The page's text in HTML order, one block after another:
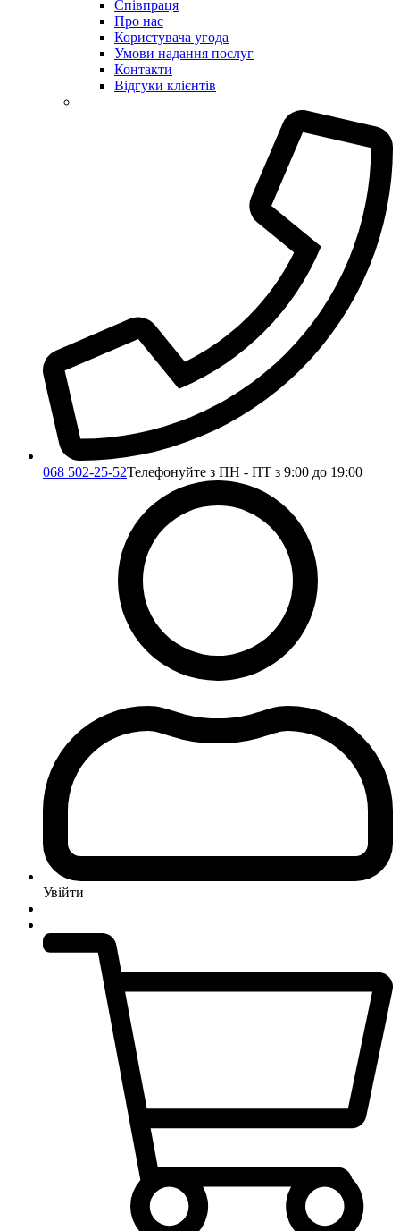
Співпраця
Про нас
Користувача угода
Умови надання послуг
Контакти
Відгуки клієнтів
068 502-25-52Телефонуйте з ПН - ПТ з 9:00 до 19:00
Увійти